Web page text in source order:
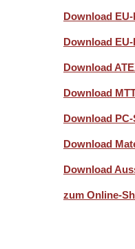
Download
Download
Download
Download
Download
Download
Download
zum Online-